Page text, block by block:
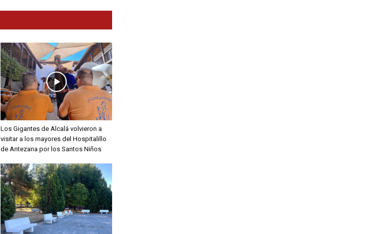
Los Gigantes de Alcalá volvieron a
visitar a los mayores del Hospitalillo
de Antezana por los Santos Niños